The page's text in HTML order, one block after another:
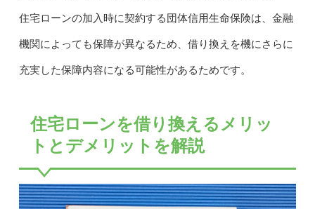
住宅ローンの加入時に契約する団体信用生命保険は、金融
機関によっても保障が異なるため、借り換えを機にさらに
充実した保障内容になる可能性があるためです。
住宅ローンを借り換えるメリッ
トとデメリットを解説